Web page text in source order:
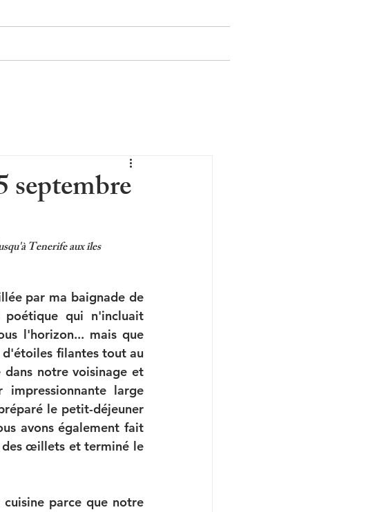
septembre
Tenerife aux îles
par ma baignade de
qui n'incluait
l'horizon... mais que
filantes tout au
notre voisinage et
large
le petit-déjeuner
avons également fait
des œillets et terminé le
parce que notre